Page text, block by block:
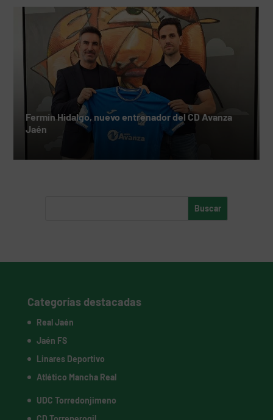
Fermín Hidalgo, nuevo entrenador del CD Avanza
Jaén
Categorías destacadas
Real Jaén
Jaén FS
Linares Deportivo
Atlético Mancha Real
UDC Torredonjimeno